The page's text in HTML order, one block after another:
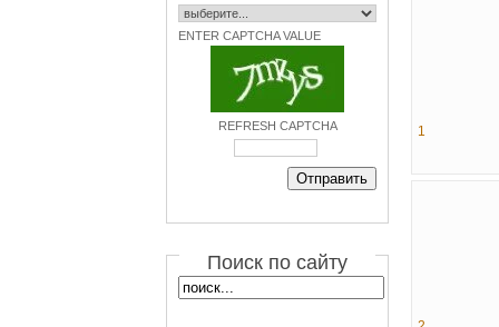
ENTER CAPTCHA VALUE
REFRESH CAPTCHA
Поиск по сайту
1